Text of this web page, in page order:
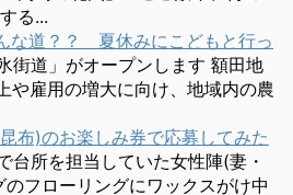
る...
な道？？ 夏休みにこどもと行っ
街道」がオープンします 額田地
や雇用の増大に向け、地域内の農
布)のお楽しみ券で応募してみた
台所を担当していた女性陣(妻・
フローリングにワックスがけ中